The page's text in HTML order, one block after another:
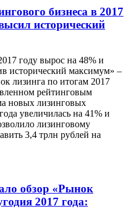
бизнеса в 2017
исторический
году вырос на 48% и
исторический максимум» –
лизинга по итогам 2017
рейтинговым
новых лизинговых
увеличилась на 41% и
лизинговому
3,4 трлн рублей на
обзор «Рынок
2017 года: